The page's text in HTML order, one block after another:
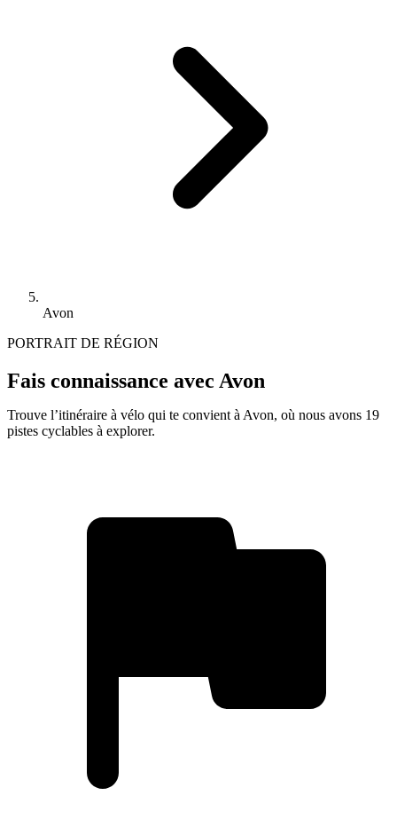
Avon
PORTRAIT DE RÉGION
Fais connaissance avec Avon
Trouve l’itinéraire à vélo qui te convient à Avon, où nous avons 19
pistes cyclables à explorer.